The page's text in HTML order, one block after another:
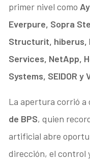
primer nivel como
Everpure, Sopra
Structurit, hiberus,
Services, NetApp,
Systems, SEIDOR y
La apertura corrió a
de BPS, quien
artificial abre
dirección, el control